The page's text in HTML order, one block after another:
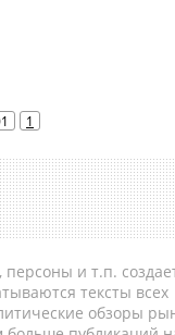
1
и т.п.
тексты всех
обзоры